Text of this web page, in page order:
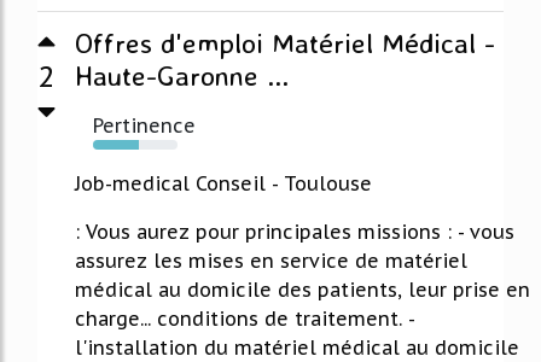
2
Offres d'emploi Matériel Médical -
Haute-Garonne ...
Pertinence
54%
Job-medical Conseil - Toulouse
: Vous aurez pour principales missions : - vous
assurez les mises en service de matériel
médical au domicile des patients, leur prise en
charge... conditions de traitement. -
l'installation du matériel médical au domicile